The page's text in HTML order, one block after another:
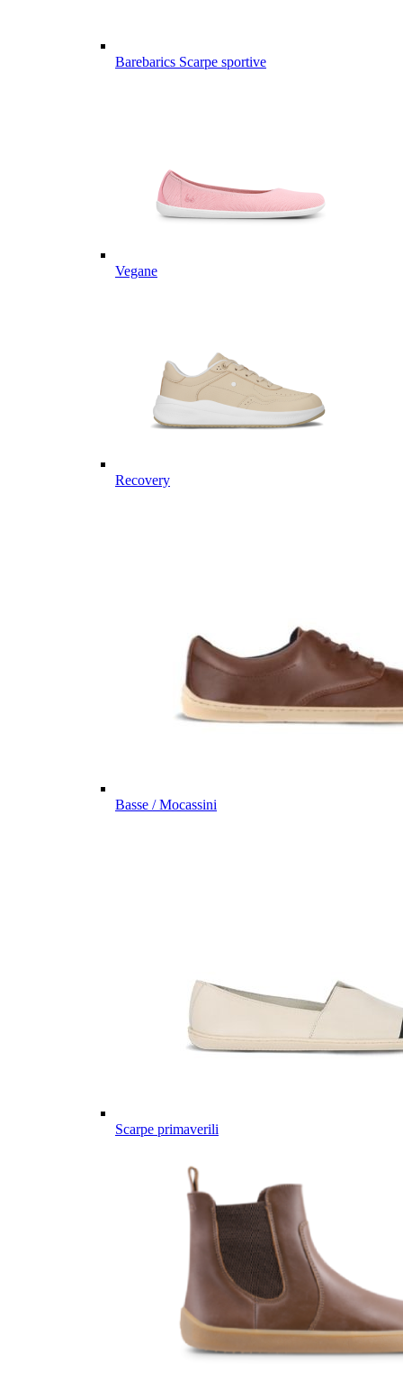
Barebarics Scarpe sportive
Vegane
Recovery
Basse / Mocassini
Scarpe primaverili